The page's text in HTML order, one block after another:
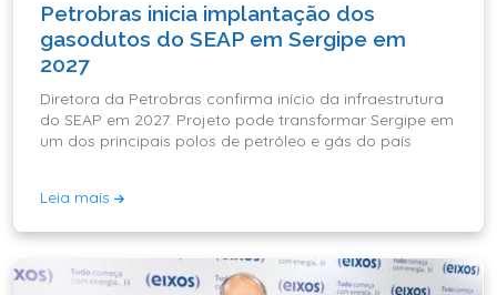
Petrobras inicia implantação dos
gasodutos do SEAP em Sergipe em
2027
Diretora da Petrobras confirma início da infraestrutura
do SEAP em 2027. Projeto pode transformar Sergipe em
um dos principais polos de petróleo e gás do país
Leia mais